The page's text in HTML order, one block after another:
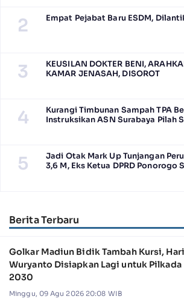
2 Empat Pejabat Baru ESDM,
3
KEUSILAN DOKTER BENI,
KAMAR JENASAH, DISOROT
4
Kurangi Timbunan Sampah TPA
Instruksikan ASN Surabaya Pilah
5
Jadi Otak Mark Up Tunjangan
3,6 M, Eks Ketua DPRD Ponorogo
Berita Terbaru
Golkar Madiun Bidik Tambah Kursi, Hari
Wuryanto Disiapkan Lagi untuk Pilkada
2030
Minggu, 09 Agu 2026 20:08 WIB